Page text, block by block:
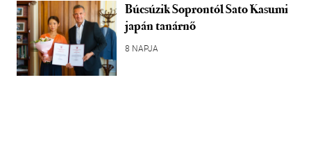
Búcsúzik Soprontól Sato Kasumi
japán tanárnő
8 NAPJA